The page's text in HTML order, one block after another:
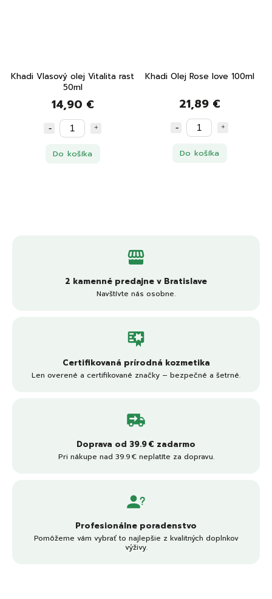
Khadi Vlasový olej Vitalita rast
50ml
14,90 €
Do košíka
Khadi Olej Rose love 100ml
21,89 €
Do košíka
2 kamenné predajne v Bratislave
Navštívte nás osobne.
Certifikovaná prírodná kozmetika
Len overené a certifikované značky – bezpečné a šetrné.
Doprava od 39.9 € zadarmo
Pri nákupe nad 39.9 € neplatíte za dopravu.
Profesionálne poradenstvo
Pomôžeme vám vybrať to najlepšie z kvalitných doplnkov
výživy.